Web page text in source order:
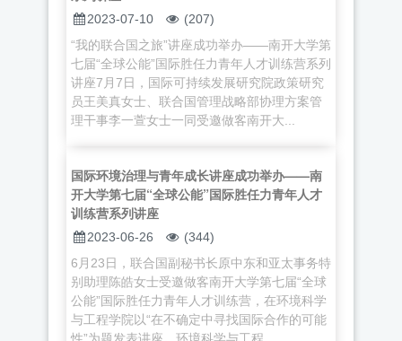
2023-07-10
(207)
“我的联合国之旅”讲座成功举办——南开大学第
七届“全球公能”国际胜任力青年人才训练营系列
讲座7月7日，国际可持续发展研究院政策研究
员王美真女士、联合国管理战略部协理方案管
理干事李一萱女士一同受邀做客南开大...
国际环境治理与青年成长讲座成功举办——南
开大学第七届“全球公能”国际胜任力青年人才
训练营系列讲座
2023-06-26
(344)
6月23日，联合国副秘书长原中东和亚太事务特
别助理陈皓女士受邀做客南开大学第七届“全球
公能”国际胜任力青年人才训练营，在环境科学
与工程学院以“在不确定中寻找国际合作的可能
性”为题发表讲座。环境科学与工程...